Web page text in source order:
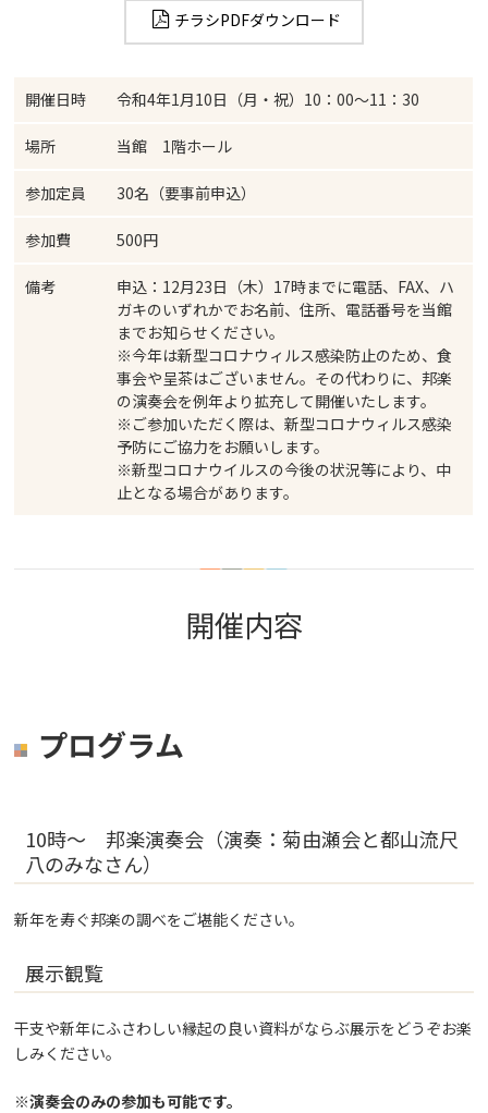
チラシPDFダウンロード
開催日時 令和4年1月10日（月・祝）10：00～11：30
場所 当館 1階ホール
参加定員 30名（要事前申込）
参加費 500円
備考
申込：12月23日（木）17時までに電話、FAX、ハ
ガキのいずれかでお名前、住所、電話番号を当館
までお知らせください。
※今年は新型コロナウィルス感染防止のため、食
事会や呈茶はございません。その代わりに、邦楽
の演奏会を例年より拡充して開催いたします。
※ご参加いただく際は、新型コロナウィルス感染
予防にご協力をお願いします。
※新型コロナウイルスの今後の状況等により、中
止となる場合があります。
開催内容
プログラム
10時～ 邦楽演奏会（演奏：菊由瀬会と都山流尺
八のみなさん）
新年を寿ぐ邦楽の調べをご堪能ください。
展示観覧
干支や新年にふさわしい縁起の良い資料がならぶ展示をどうぞお楽
しみください。
※演奏会のみの参加も可能です。